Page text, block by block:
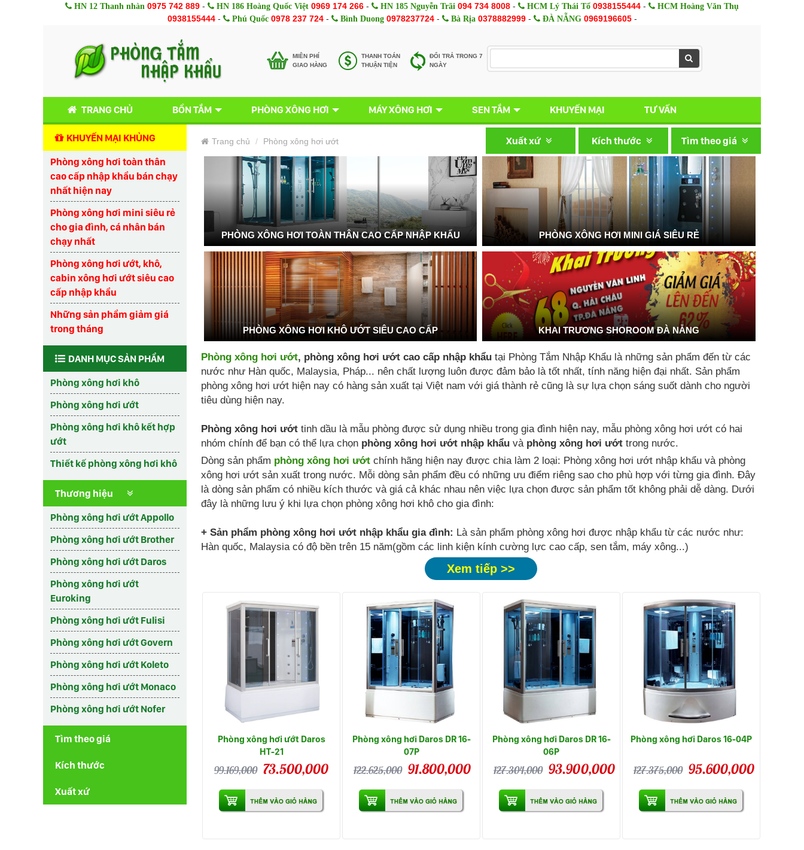
HN 12 Thanh nhàn 0975 742 889 - HN 186 Hoàng Quốc Việt 0969 174 266 - HN 185 Nguyễn Trãi 094 734 8008 - HCM Lý Thái Tổ 0938155444 - HCM Hoàng Văn Thụ
0938155444- Phú Quốc 0978 237 724- Bình Duong 0978237724- Bà Rịa 0378882999- ĐÀ NẴNG 0969196605-
MIÊN PHÍ
GIAO HÀNG
THANH TOÁN
THUẬN TIỆN
ĐỔI TRẢ TRONG 7
NGÀY
TRANG CHỦ BỒN TẮM PHÒNG XÔNG HƠI MÁY XÔNG HƠI SEN TẮM KHUYẾN MẠI TƯ VẤN
KHUYẾN MẠI KHỦNG
Phòng xông hơi toàn thân
cao cấp nhập khẩu bán chạy
nhất hiện nay
Phòng xông hơi mini siêu rẻ
cho gia đình, cá nhân bán
chạy nhất
Phòng xông hơi ướt, khô,
cabin xông hơi ướt siêu cao
cấp nhập khẩu
Những sản phẩm giảm giá
trong tháng
DANH MỤC SẢN PHẨM
Phòng xông hơi khô
Phòng xông hơi ướt
Phòng xông hơi khô kết hợp
ướt
Thiết kế phòng xông hơi khô
Thương hiệu
Phòng xông hơi ướt Appollo
Phòng xông hơi ướt Brother
Phòng xông hơi ướt Daros
Phòng xông hơi ướt
Euroking
Phòng xông hơi ướt Fulisi
Phòng xông hơi ướt Govern
Phòng xông hơi ướt Koleto
Phòng xông hơi ướt Monaco
Phòng xông hơi ướt Nofer
Tìm theo giá
Kích thước
Xuất xứ
Trang chủ Phòng xông hơi ướt Tìm theo giá
Kích thước
Xuất xứ
PHÒNG XÔNG HƠI TOÀN THÂN CAO CẤP NHẬP KHẨU PHÒNG XÔNG HƠI MINI GIÁ SIÊU RẺ
PHÒNG XÔNG HƠI KHÔ ƯỚT SIÊU CAO CẤP KHAI TRƯƠNG SHOROOM ĐÀ NẴNG
Phòng xông hơi ướt, phòng xông hơi ướt cao cấp nhập khẩu tại Phòng Tắm Nhập Khẩu là những sản phẩm đến từ các
nước như Hàn quốc, Malaysia, Pháp... nên chất lượng luôn được đảm bảo là tốt nhất, tính năng hiện đại nhất. Sản phẩm
phòng xông hơi ướt hiện nay có hàng sản xuất tại Việt nam với giá thành rẻ cũng là sự lựa chọn sáng suốt dành cho người
tiêu dùng hiện nay.
Phòng xông hơi ướt tinh dầu là mẫu phòng được sử dụng nhiều trong gia đình hiện nay, mẫu phòng xông hơi ướt có hai
nhóm chính để bạn có thể lựa chọn phòng xông hơi ướt nhập khẩu và phòng xông hơi ướt trong nước.
Dòng sản phẩm phòng xông hơi ướt chính hãng hiện nay được chia làm 2 loại: Phòng xông hơi ướt nhập khẩu và phòng
xông hơi ướt sản xuất trong nước. Mỗi dòng sản phẩm đều có những ưu điểm riêng sao cho phù hợp với từng gia đình. Đây
là dòng sản phẩm có nhiều kích thước và giá cả khác nhau nên việc lựa chọn được sản phẩm tốt không phải dễ dàng. Dưới
đây là những lưu ý khi lựa chọn phòng xông hơi khô cho gia đình:
+ Sản phẩm phòng xông hơi ướt nhập khẩu gia đình: Là sản phẩm phòng xông hơi được nhập khẩu từ các nước như:
Hàn quốc, Malaysia có độ bền trên 15 năm(gồm các linh kiện kính cường lực cao cấp, sen tắm, máy xông...)
Xem tiếp >>
Phòng xông hơi ướt Daros
HT-21
99.169,000 73.500,000
Phòng xông hơi Daros DR 16-
07P
122.625,000 91.800,000
Phòng xông hơi Daros DR 16-
06P
127.304,000 93.900,000
Phòng xông hơi Daros 16-04P
127.375,000 95.600,000